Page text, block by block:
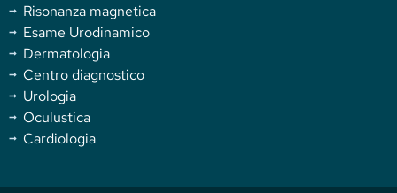
Risonanza magnetica
Esame Urodinamico
Dermatologia
Centro diagnostico
Urologia
Oculustica
Cardiologia